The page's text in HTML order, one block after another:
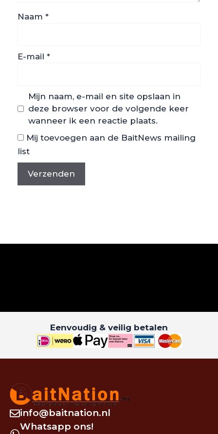
Naam *
E-mail *
Mijn naam, e-mail en site opslaan in
deze browser voor de volgende keer
wanneer ik een reactie plaats.
Mij toevoegen aan de BaitNews mailing
list
Eenvoudig & veilig betalen
info@baitnation.nl
Whatsapp ons!